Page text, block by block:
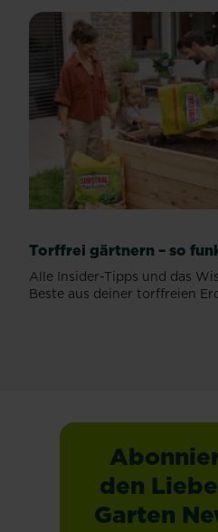
Torffrei gärtnern – so
Alle Insider-Tipps und das
Beste aus deiner torffreien
den
Garten